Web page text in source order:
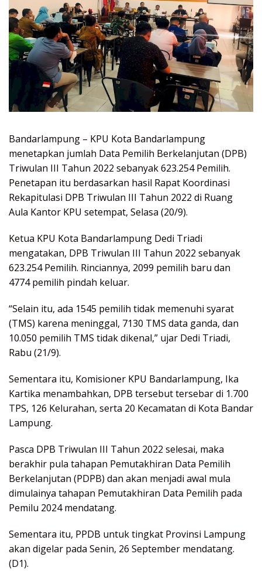
Bandarlampung – KPU Kota Bandarlampung
menetapkan jumlah Data Pemilih Berkelanjutan (DPB)
Triwulan III Tahun 2022 sebanyak 623.254 Pemilih.
Penetapan itu berdasarkan hasil Rapat Koordinasi
Rekapitulasi DPB Triwulan III Tahun 2022 di Ruang
Aula Kantor KPU setempat, Selasa (20/9).
Ketua KPU Kota Bandarlampung Dedi Triadi
mengatakan, DPB Triwulan III Tahun 2022 sebanyak
623.254 Pemilih. Rinciannya, 2099 pemilih baru dan
4774 pemilih pindah keluar.
“Selain itu, ada 1545 pemilih tidak memenuhi syarat
(TMS) karena meninggal, 7130 TMS data ganda, dan
10.050 pemilih TMS tidak dikenal,” ujar Dedi Triadi,
Rabu (21/9).
Sementara itu, Komisioner KPU Bandarlampung, Ika
Kartika menambahkan, DPB tersebut tersebar di 1.700
TPS, 126 Kelurahan, serta 20 Kecamatan di Kota Bandar
Lampung.
Pasca DPB Triwulan III Tahun 2022 selesai, maka
berakhir pula tahapan Pemutakhiran Data Pemilih
Berkelanjutan (PDPB) dan akan menjadi awal mula
dimulainya tahapan Pemutakhiran Data Pemilih pada
Pemilu 2024 mendatang.
Sementara itu, PPDB untuk tingkat Provinsi Lampung
akan digelar pada Senin, 26 September mendatang.
(D1).